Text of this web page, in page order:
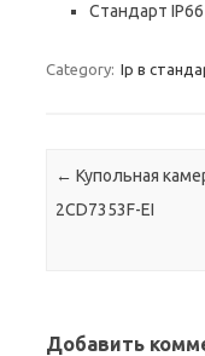
Стандарт IP66
Category: Ip в
Post navigation
← Купольная
2CD7353F-EI
Добавить